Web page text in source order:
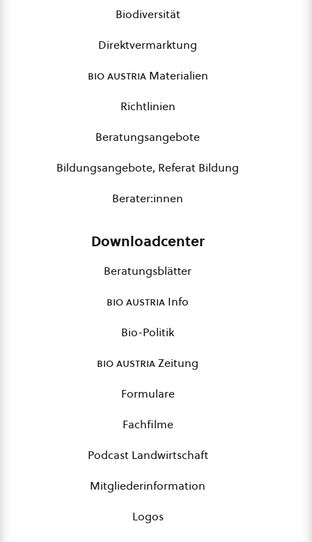
Biodiversität
Direktvermarktung
bio austriaMaterialien
Richtlinien
Beratungsangebote
Bildungsangebote, Referat Bildung
Berater:innen
Downloadcenter
Beratungsblätter
bio austria Info
Bio-Politik
bio austriaZeitung
Formulare
Fachfilme
Podcast Landwirtschaft
Mitgliederinformation
Logos